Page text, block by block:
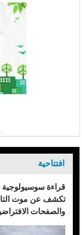
افتتاحية
قراءة سوسيولوجية
تكشف عن موت
والصفحات